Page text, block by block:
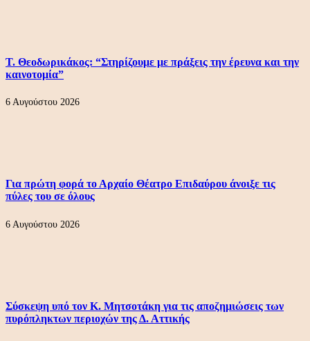
Τ. Θεοδωρικάκος: “Στηρίζουμε με πράξεις την έρευνα και την
καινοτομία”
6 Αυγούστου 2026
Για πρώτη φορά το Αρχαίο Θέατρο Επιδαύρου άνοιξε τις
πύλες του σε όλους
6 Αυγούστου 2026
Σύσκεψη υπό τον Κ. Μητσοτάκη για τις αποζημιώσεις των
πυρόπληκτων περιοχών της Δ. Αττικής